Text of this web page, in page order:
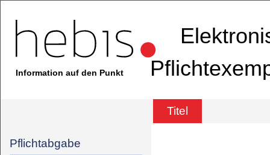
Information auf den Punkt
Titel
Pflichtabgabe